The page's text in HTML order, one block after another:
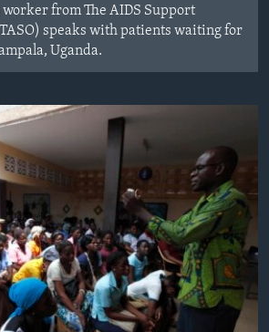
worker from The AIDS Support
speaks with patients waiting for
Uganda.